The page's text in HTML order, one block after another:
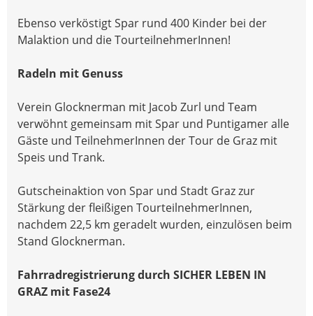
Ebenso verköstigt Spar rund 400 Kinder bei der
Malaktion und die TourteilnehmerInnen!
Radeln mit Genuss
Verein Glocknerman mit Jacob Zurl und Team
verwöhnt gemeinsam mit Spar und Puntigamer alle
Gäste und TeilnehmerInnen der Tour de Graz mit
Speis und Trank.
Gutscheinaktion von Spar und Stadt Graz zur
Stärkung der fleißigen TourteilnehmerInnen,
nachdem 22,5 km geradelt wurden, einzulösen beim
Stand Glocknerman.
Fahrradregistrierung durch SICHER LEBEN IN
GRAZ mit Fase24